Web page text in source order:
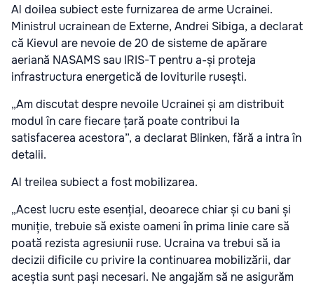
Al doilea subiect este furnizarea de arme Ucrainei.
Ministrul ucrainean de Externe, Andrei Sibiga, a declarat
că Kievul are nevoie de 20 de sisteme de apărare
aeriană NASAMS sau IRIS-T pentru a-și proteja
infrastructura energetică de loviturile rusești.
„Am discutat despre nevoile Ucrainei și am distribuit
modul în care fiecare țară poate contribui la
satisfacerea acestora”, a declarat Blinken, fără a intra în
detalii.
Al treilea subiect a fost mobilizarea.
„Acest lucru este esențial, deoarece chiar și cu bani și
muniție, trebuie să existe oameni în prima linie care să
poată rezista agresiunii ruse. Ucraina va trebui să ia
decizii dificile cu privire la continuarea mobilizării, dar
aceștia sunt pași necesari. Ne angajăm să ne asigurăm